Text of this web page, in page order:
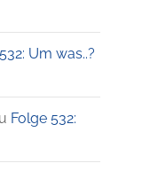
Um was..?
Folge 532: